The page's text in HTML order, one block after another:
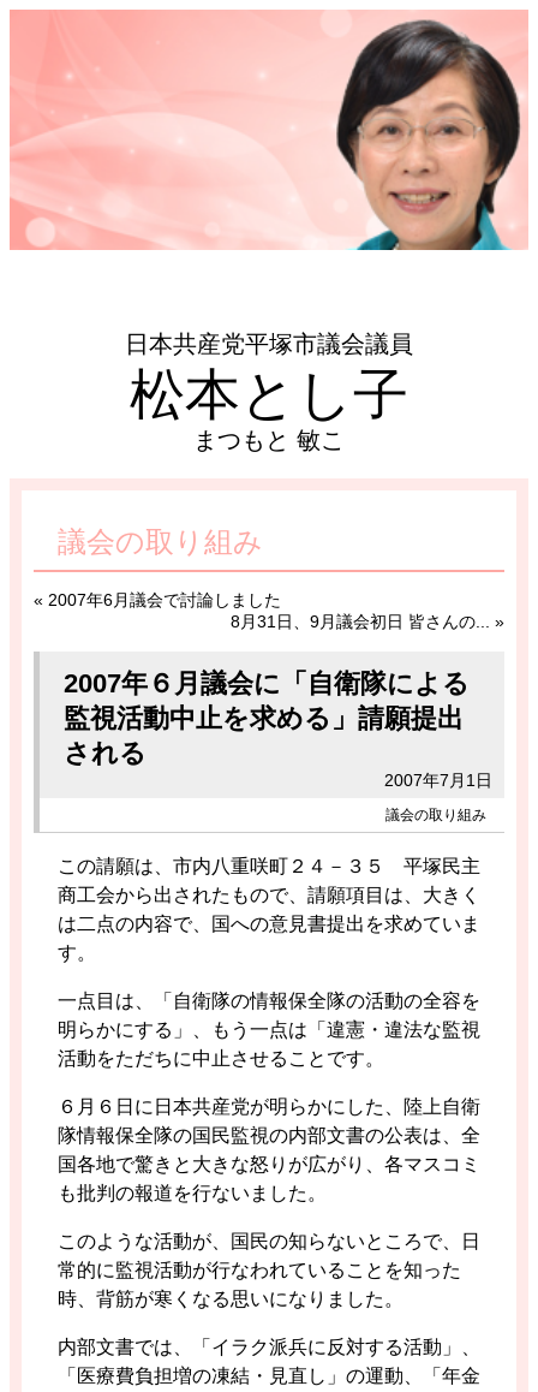
松本とし子
まつもと 敏こ
日本共産党平塚市議会議員
議会の取り組み
« 2007年6月議会で討論しました
8月31日、9月議会初日 皆さんの...
»
2007年６月議会に「自衛隊による
監視活動中止を求める」請願提出
される
2007年7月1日
議会の取り組み
この請願は、市内八重咲町２４－３５ 平塚民主
商工会から出されたもので、請願項目は、大きく
は二点の内容で、国への意見書提出を求めていま
す。
一点目は、「自衛隊の情報保全隊の活動の全容を
明らかにする」、もう一点は「違憲・違法な監視
活動をただちに中止させることです。
６月６日に日本共産党が明らかにした、陸上自衛
隊情報保全隊の国民監視の内部文書の公表は、全
国各地で驚きと大きな怒りが広がり、各マスコミ
も批判の報道を行ないました。
このような活動が、国民の知らないところで、日
常的に監視活動が行なわれていることを知った
時、背筋が寒くなる思いになりました。
内部文書では、「イラク派兵に反対する活動」、
「医療費負担増の凍結・見直し」の運動、「年金